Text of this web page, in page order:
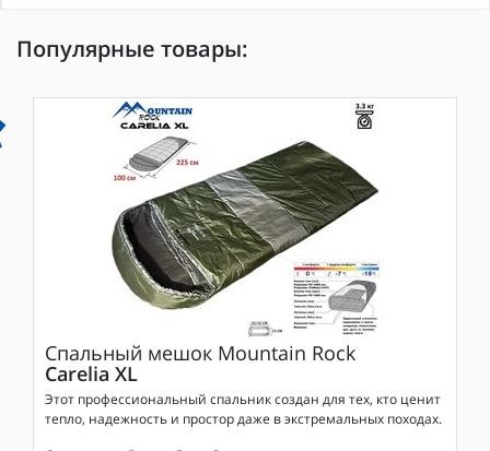
Популярные товары:
Спальный мешок Mountain Rock
Carelia XL
Этот профессиональный спальник создан для тех, кто ценит
тепло, надежность и простор даже в экстремальных походах.